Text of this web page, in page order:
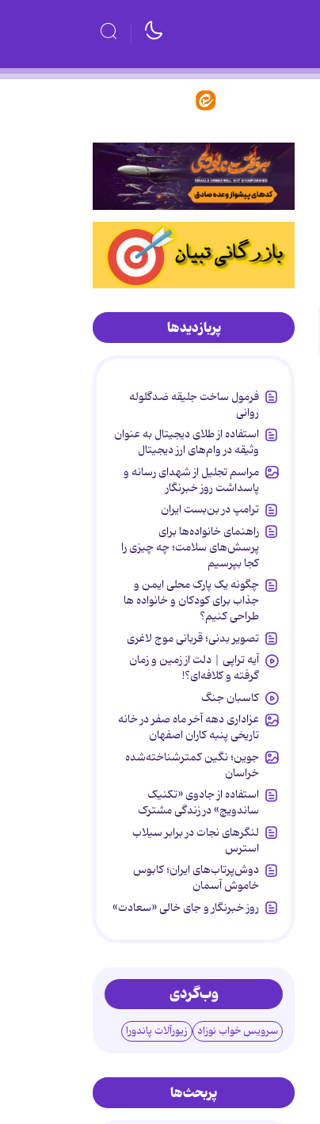
پربازدیدها
فرمول ساخت جلیقه ضدگلوله
روانی
استفاده از طلای دیجیتال به عنوان
وثیقه در وام‌های ارز دیجیتال
مراسم تجلیل از شهدای رسانه و
پاسداشت روز خبرنگار
ترامپ در بن‌بست ایران
راهنمای خانواده‌ها برای
پرسش‌های سلامت؛ چه چیزی را
کجا بپرسیم
چگونه یک پارک محلی ایمن و
جذاب برای کودکان و خانواده ها
طراحی کنیم؟
تصویر بدنی؛ قربانی موج لاغری
آیه تراپی | دلت از زمین و زمان
گرفته و کلافه‌ای؟!
کاسبان جنگ
عزاداری دهه آخر ماه صفر در خانه
تاریخی پنبه کاران اصفهان
جوین؛ نگین کمترشناخته‌شده
خراسان
استفاده از جادوی «تکنیک
ساندویچ» در زندگی مشترک
لنگرهای نجات در برابر سیلاب
استرس
دوش‌پرتاب‌های ایران؛ کابوس
خاموش آسمان
روز خبرنگار و جای خالی «سعادت»
وب‌گردی
سرویس خواب نوزاد زیورآلات پاندورا
پربحث‌ها